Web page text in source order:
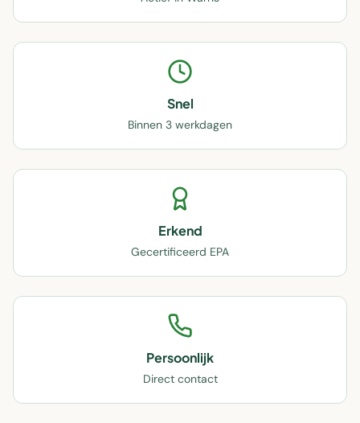
Snel
Binnen 3 werkdagen
Erkend
Gecertificeerd EPA
Persoonlijk
Direct contact